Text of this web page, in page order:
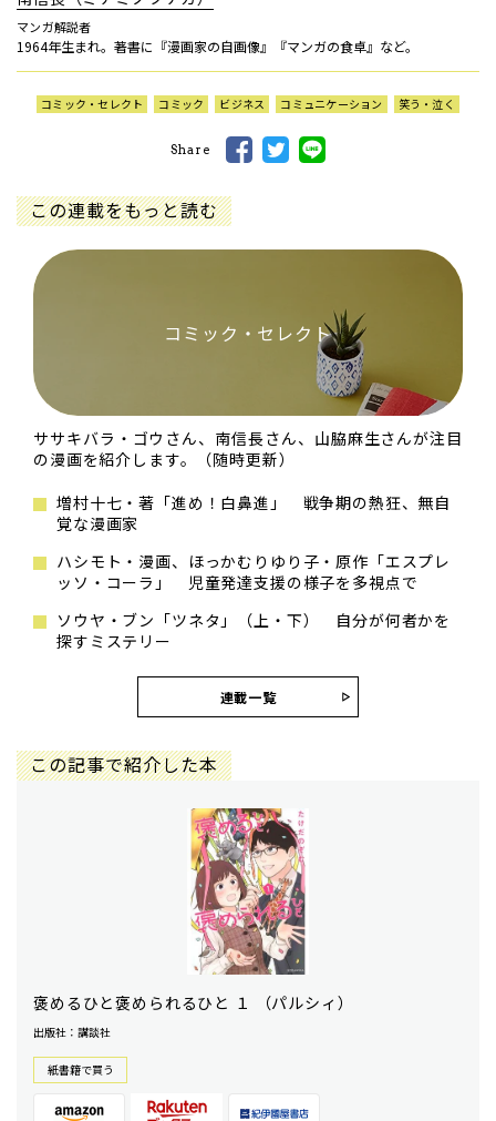
マンガ解説者
1964年生まれ。著書に『漫画家の自画像』『マンガの食卓』など。
コミック・セレクト コミック ビジネス コミュニケーション 笑う・泣く
Share
この連載をもっと読む
コミック・セレクト
ササキバラ・ゴウさん、南信長さん、山脇麻生さんが注目
の漫画を紹介します。（随時更新）
増村十七・著「進め！白鼻進」 戦争期の熱狂、無自
覚な漫画家
ハシモト・漫画、ほっかむりゆり子・原作「エスプレ
ッソ・コーラ」 児童発達支援の様子を多視点で
ソウヤ・ブン「ツネタ」（上・下） 自分が何者かを
探すミステリー
連載一覧
この記事で紹介した本
褒めるひと褒められるひと １ （パルシィ）
出版社：講談社
紙書籍で買う